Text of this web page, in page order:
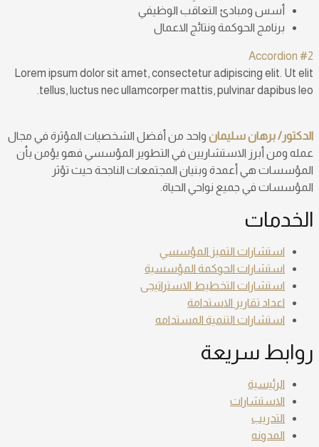
أسس ومبادئ التعاقب الوظيفي
برنامج الحوكمة ونتائج الاعمال
Accordion #2
Lorem ipsum dolor sit amet, consectetur adipiscing elit. Ut elit
tellus, luctus nec ullamcorper mattis, pulvinar dapibus leo.
الدكتور/ برهان سليمان واحد من أفضل الشخصيات المؤثرة في مجال
عمله ومن أبرز الاستشاريين في التطوير المؤسسي فهو يؤمن بأن
المؤسسات هي أعمدة وبنيان المجتمعات الناجحة حيث تؤثر
المؤسسات في جميع نواحي الحياة.
الخدمات
استشارات التميز المؤسسي
استشارات الحوكمة المؤسسية
استشارات التخطيط الاستراتيجى
اعداد تقارير الاستدامة
استشارات التنمية المستدامه
روابط سريعة
الرئيسية
الاستشارات
التدريب
المدونه